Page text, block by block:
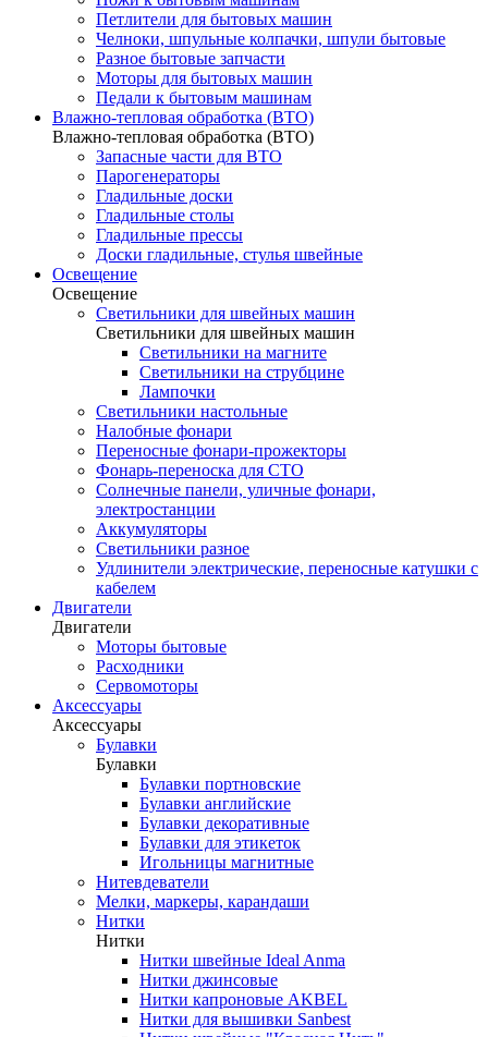
Петлители для бытовых машин
Челноки, шпульные колпачки, шпули бытовые
Разное бытовые запчасти
Моторы для бытовых машин
Педали к бытовым машинам
Влажно-тепловая обработка (ВТО)
Влажно-тепловая обработка (ВТО)
Запасные части для ВТО
Парогенераторы
Гладильные доски
Гладильные столы
Гладильные прессы
Доски гладильные, стулья швейные
Освещение
Освещение
Светильники для швейных машин
Светильники для швейных машин
Светильники на магните
Светильники на струбцине
Лампочки
Светильники настольные
Налобные фонари
Переносные фонари-прожекторы
Фонарь-переноска для СТО
Солнечные панели, уличные фонари,
электростанции
Аккумуляторы
Светильники разное
Удлинители электрические, переносные катушки с
кабелем
Двигатели
Двигатели
Моторы бытовые
Расходники
Сервомоторы
Аксессуары
Аксессуары
Булавки
Булавки
Булавки портновские
Булавки английские
Булавки декоративные
Булавки для этикеток
Игольницы магнитные
Нитевдеватели
Мелки, маркеры, карандаши
Нитки
Нитки
Нитки швейные Ideal Anma
Нитки джинсовые
Нитки капроновые AKBEL
Нитки для вышивки Sanbest